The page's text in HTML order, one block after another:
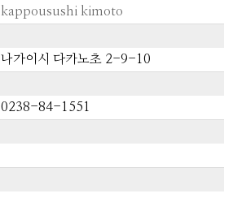
kappousushi kimoto
나가이시 다카노초 2-9-10
0238-84-1551